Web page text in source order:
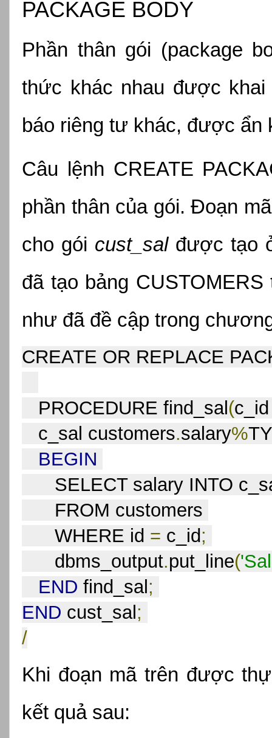
PACKAGE BODY
Phần thân gói (package
thức khác nhau được
báo riêng tư khác, được ẩn
Câu lệnh CREATE
phần thân của gói. Đoạn
cho gói cust_sal được tạo
đã tạo bảng
như đã đề cập trong
CREATE OR REPLACE
PROCEDURE find_sal (
c_sal customers.salary%
BEGIN
SELECT salary INTO
FROM customers
WHERE id = c_id;
dbms_output.put_line(
END find_sal ;
END cust_sal ;
/
Khi đoạn mã trên được
kết quả sau: